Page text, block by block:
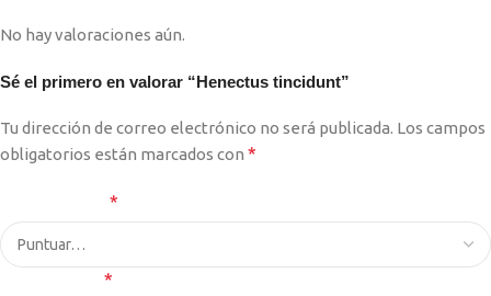
No hay valoraciones aún.
Sé el primero en valorar “Henectus tincidunt”
Tu dirección de correo electrónico no será publicada. Los campos
obligatorios están marcados con *
*
*